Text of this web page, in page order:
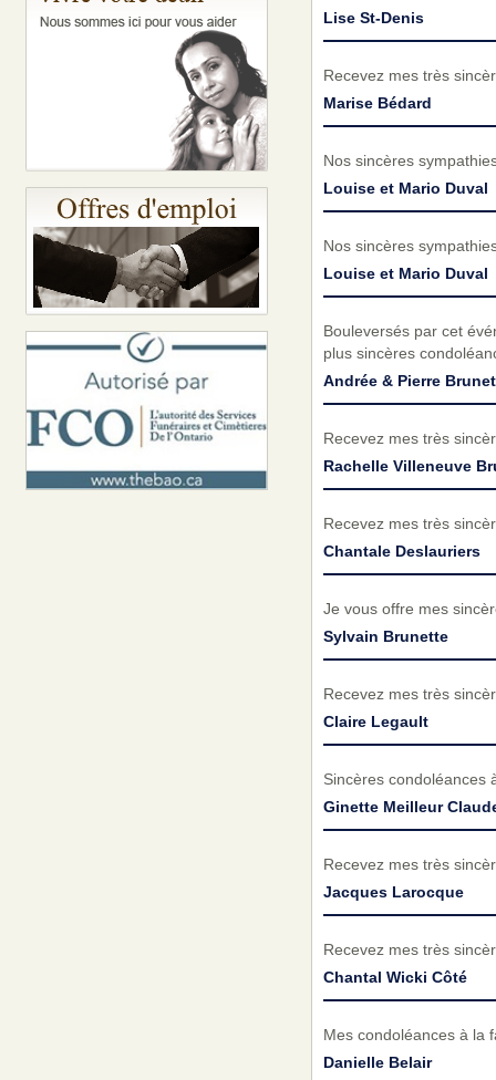
Lise St-Denis
Recevez mes très
Marise Bédard
Nos sincères
Louise et Mario Duval
Nos sincères
Louise et Mario Duval
Bouleversés par cet
plus sincères
Andrée & Pierre Brunet
Recevez mes très
Rachelle Villeneuve
Recevez mes très
Chantale Deslauriers
Je vous offre mes
Sylvain Brunette
Recevez mes très
Claire Legault
Sincères condoléances
Ginette Meilleur
Recevez mes très
Jacques Larocque
Recevez mes très
Chantal Wicki Côté
Mes condoléances à la
Danielle Belair